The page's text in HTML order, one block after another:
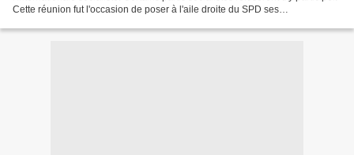
Cette réunion fut l'occasion de poser à l'aile droite du SPD ses